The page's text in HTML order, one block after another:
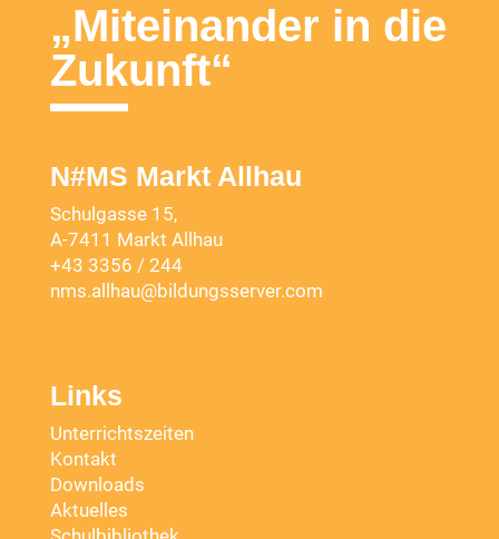
„Miteinander in die
Zukunft“
N#MS Markt Allhau
Schulgasse 15,
A-7411 Markt Allhau
+43 3356 / 244
nms.allhau@bildungsserver.com
Links
Unterrichtszeiten
Kontakt
Downloads
Aktuelles